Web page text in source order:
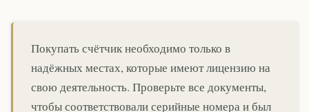
Покупать счётчик необходимо только в
надёжных местах, которые имеют лицензию на
свою деятельность. Проверьте все документы,
чтобы соответствовали серийные номера и был